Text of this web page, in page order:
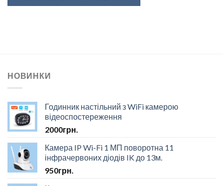
НОВИНКИ
Годинник настільний з WiFi камерою
відеоспостереження
2000грн.
Камера IP Wi-Fi 1 МП поворотна 11
інфрачервоних діодів IK до 13м.
950грн.